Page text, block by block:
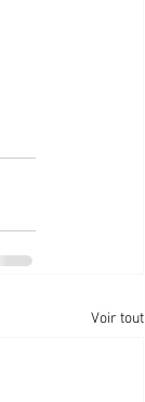
Voir tout